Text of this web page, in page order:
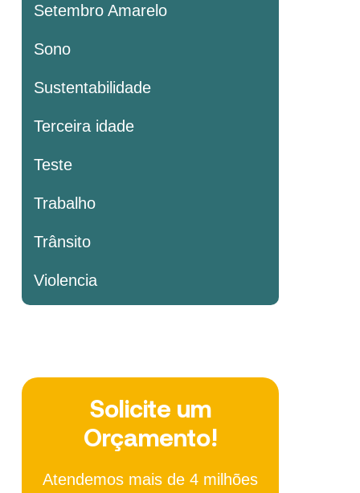
Setembro Amarelo
Sono
Sustentabilidade
Terceira idade
Teste
Trabalho
Trânsito
Violencia
Solicite um
Orçamento!
Atendemos mais de 4 milhões